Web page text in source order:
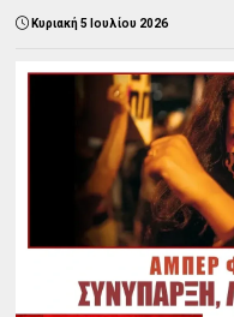
Κυριακή 5 Ιουλίου 2026